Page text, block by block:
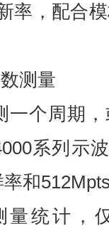
率，配合
测量
一个周期
系列示
和
量统计，